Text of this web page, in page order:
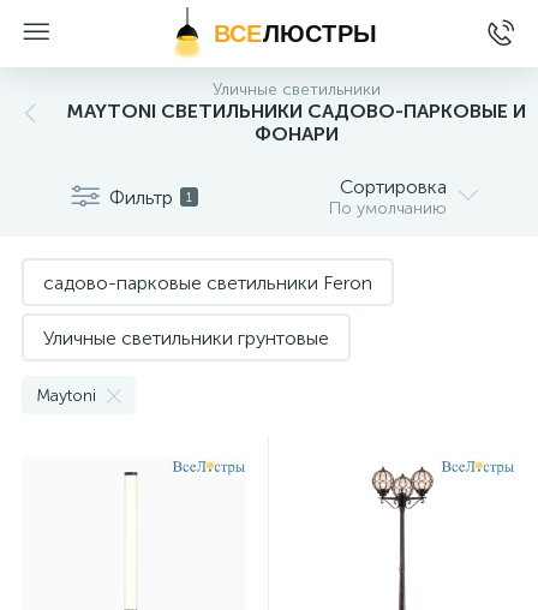
ВСЕЛЮСТРЫ
Уличные светильники
MAYTONI СВЕТИЛЬНИКИ САДОВО-ПАРКОВЫЕ И
ФОНАРИ
Фильтр 1 Сортировка
По умолчанию
садово-парковые светильники Feron
Уличные светильники грунтовые
Уличные фонари
Maytoni